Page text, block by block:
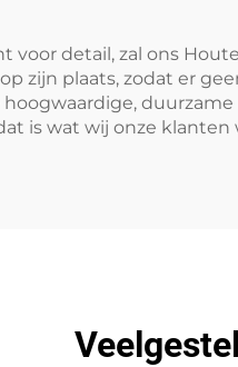
detail, zal ons
zijn plaats, zodat er
is wat wij onze klanten